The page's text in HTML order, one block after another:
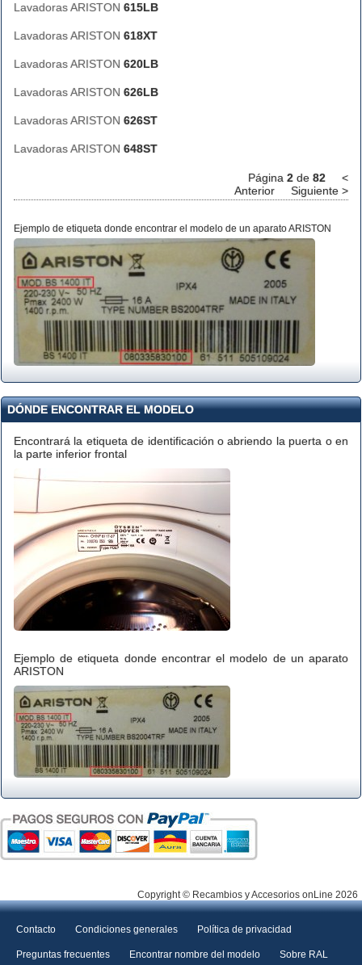
Lavadoras ARISTON 615LB
Lavadoras ARISTON 618XT
Lavadoras ARISTON 620LB
Lavadoras ARISTON 626LB
Lavadoras ARISTON 626ST
Lavadoras ARISTON 648ST
Página 2 de 82
<
Anterior
Siguiente >
Ejemplo de etiqueta donde encontrar el modelo de un aparato ARISTON
DÓNDE ENCONTRAR EL MODELO
Encontrará la etiqueta de identificación o abriendo la puerta o en
la parte inferior frontal
Ejemplo de etiqueta donde encontrar el modelo de un aparato
ARISTON
Copyright © Recambios y Accesorios onLine 2026
Contacto Condiciones generales Política de privacidad
Preguntas frecuentes Encontrar nombre del modelo Sobre RAL